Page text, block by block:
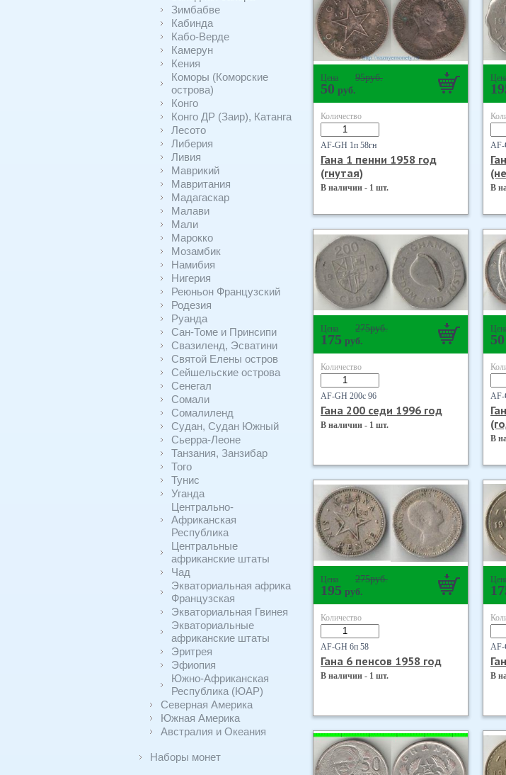
Зимбабве
Кабинда
Кабо-Верде
Камерун
Кения
Коморы (Коморские
острова)
Конго
Конго ДР (Заир), Катанга
Лесото
Либерия
Ливия
Маврикий
Мавритания
Мадагаскар
Малави
Мали
Марокко
Мозамбик
Намибия
Нигерия
Реюньон Французский
Родезия
Руанда
Сан-Томе и Принсипи
Свазиленд, Эсватини
Святой Елены остров
Сейшельские острова
Сенегал
Сомали
Сомалиленд
Судан, Судан Южный
Сьерра-Леоне
Танзания, Занзибар
Того
Тунис
Уганда
Центрально-
Африканская
Республика
Центральные
африканские штаты
Чад
Экваториальная африка
Французская
Экваториальная Гвинея
Экваториальные
африканские штаты
Эритрея
Эфиопия
Южно-Африканская
Республика (ЮАР)
Северная Америка
Южная Америка
Австралия и Океания
Наборы монет
Цена 95руб.
50 руб.
Количество
AF-GH 1п 58гн
Гана 1 пенни 1958 год
(гнутая)
В наличии - 1 шт.
AF-
В
Цена 275руб.
175 руб.
Количество
AF-GH 200с 96
Гана 200 седи 1996 год
В наличии - 1 шт.
50
AF-
В
Цена 275руб.
195 руб.
Количество
AF-GH 6п 58
Гана 6 пенсов 1958 год
В наличии - 1 шт.
AF-
В